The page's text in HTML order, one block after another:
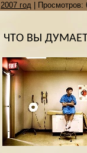
2007 год Просмотров:
ЧТО ВЫ